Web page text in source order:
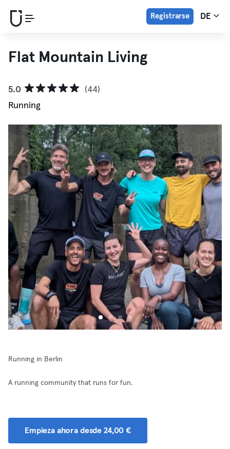
Registrarse DE
Flat Mountain Living
5.0
(44)
Running
Running in Berlin
A running community that runs for fun.
Empieza ahora desde 24,00 €